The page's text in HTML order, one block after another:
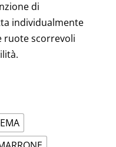
di
individualmente
ruote scorrevoli